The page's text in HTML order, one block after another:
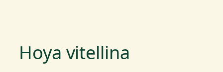
Hoya vitellina